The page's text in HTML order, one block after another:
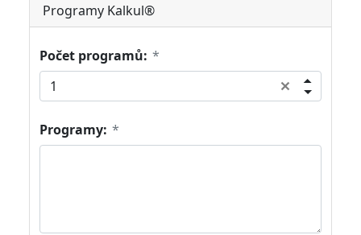
Programy Kalkul®
Počet programů: *
Programy: *